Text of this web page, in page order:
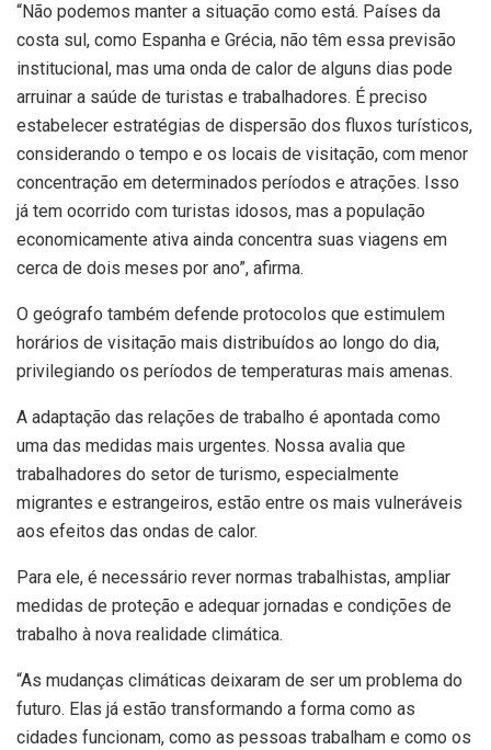
“Não podemos manter a situação como está. Países da
costa sul, como Espanha e Grécia, não têm essa previsão
institucional, mas uma onda de calor de alguns dias pode
arruinar a saúde de turistas e trabalhadores. É preciso
estabelecer estratégias de dispersão dos fluxos turísticos,
considerando o tempo e os locais de visitação, com menor
concentração em determinados períodos e atrações. Isso
já tem ocorrido com turistas idosos, mas a população
economicamente ativa ainda concentra suas viagens em
cerca de dois meses por ano”, afirma.
O geógrafo também defende protocolos que estimulem
horários de visitação mais distribuídos ao longo do dia,
privilegiando os períodos de temperaturas mais amenas.
A adaptação das relações de trabalho é apontada como
uma das medidas mais urgentes. Nossa avalia que
trabalhadores do setor de turismo, especialmente
migrantes e estrangeiros, estão entre os mais vulneráveis
aos efeitos das ondas de calor.
Para ele, é necessário rever normas trabalhistas, ampliar
medidas de proteção e adequar jornadas e condições de
trabalho à nova realidade climática.
“As mudanças climáticas deixaram de ser um problema do
futuro. Elas já estão transformando a forma como as
cidades funcionam, como as pessoas trabalham e como os